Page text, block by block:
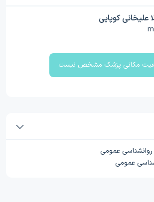
علیخانی کوپایی
مکانی پزشک مشخص نیست
عمومی
عمومی